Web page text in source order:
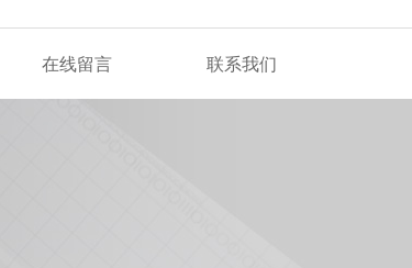
在线留言 联系我们